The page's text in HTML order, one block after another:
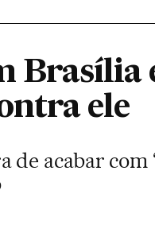
Brasília
ele
de acabar com